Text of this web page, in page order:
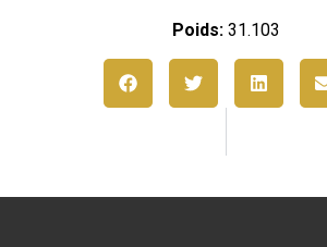
Poids:31.103